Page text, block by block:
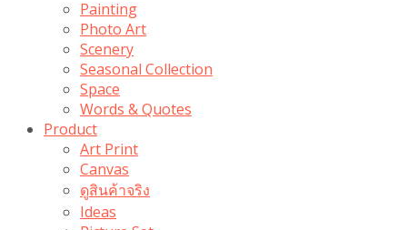
Painting
Photo Art
Scenery
Seasonal Collection
Space
Words & Quotes
Product
Art Print
Canvas
ดูสินค้าจริง
Ideas